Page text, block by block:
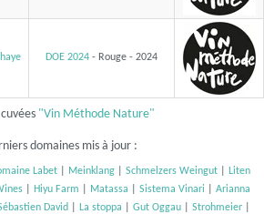
DOE 2024 - Rouge - 2024
"Vin Méthode Nature"
domaines mis à jour :
Labet Meinklang Schmelzers Weingut
Liten
Hiyu Farm Matassa Sistema Vinari
Arianna
David La stoppa Gut Oggau Strohmeier